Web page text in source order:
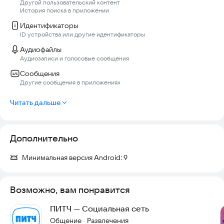
Написал круто - залетел в топ!
Но это еще не все. Фишек в нашей сети такое огромное
количество, что про лишь малую часть мы здесь поведаем.
публикации. Не хочешь печатать, хочешь, передать свой
у нас прикольные) все это у нас имеется.
А теперь барабанная дробь! Срочно заходи в директ! Это
надо увидеть!
Другой пользовательский контент
История поиска в приложении
Идентификаторы
ID устройства или другие идентификаторы
Аудиофайлы
Аудиозаписи и голосовые сообщения
Сообщения
Другие сообщения в приложениях
Читать дальше
Дополнительно
Минимальная версия Android:9
Возможно, вам понравится
ПИТЧ — Социальная сеть
Общение · Развлечения